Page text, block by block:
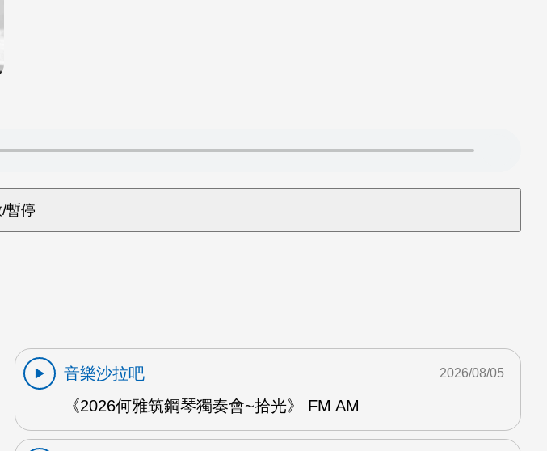
音樂沙拉吧
《2026何雅筑鋼琴獨奏會~拾光》 FM AM
2026/08/05